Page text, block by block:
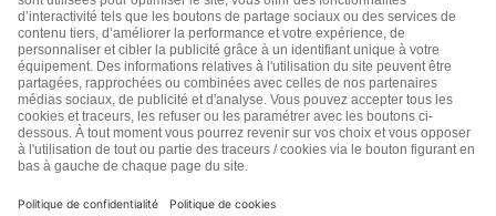
TSA Publications SA collecte mes nom, prénom,
adresse de messagerie électronique et numéro de
téléphone afin de répondre aux demandes de
renseignements. Ce traitement est nécessaire à
l’exécution des mesures sollicitées. Pour en savoir
plus sur vos droits vous pouvez consulter notre
politique de confidentialité